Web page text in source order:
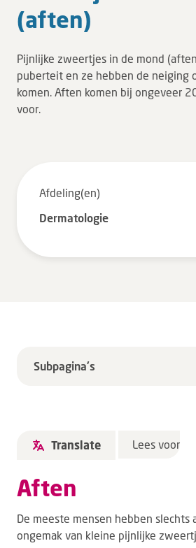
Tarieven en vergoeding
Uw gegevens
Wachttijden
Leren
Over ons
(aften)
Pijnlijke zweertjes in de mond
puberteit en ze hebben de neiging
komen. Aften komen bij ongeveer
voor.
Afdeling(en)
Dermatologie
Subpagina's
Translate Lees voor
Aften
De meeste mensen hebben slechts
ongemak van kleine pijnlijke